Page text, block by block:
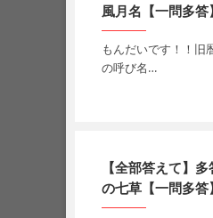
風月名【一問多答】
もんだいです！！旧
の呼び名…
【全部答えて】
の七草【一問多答】